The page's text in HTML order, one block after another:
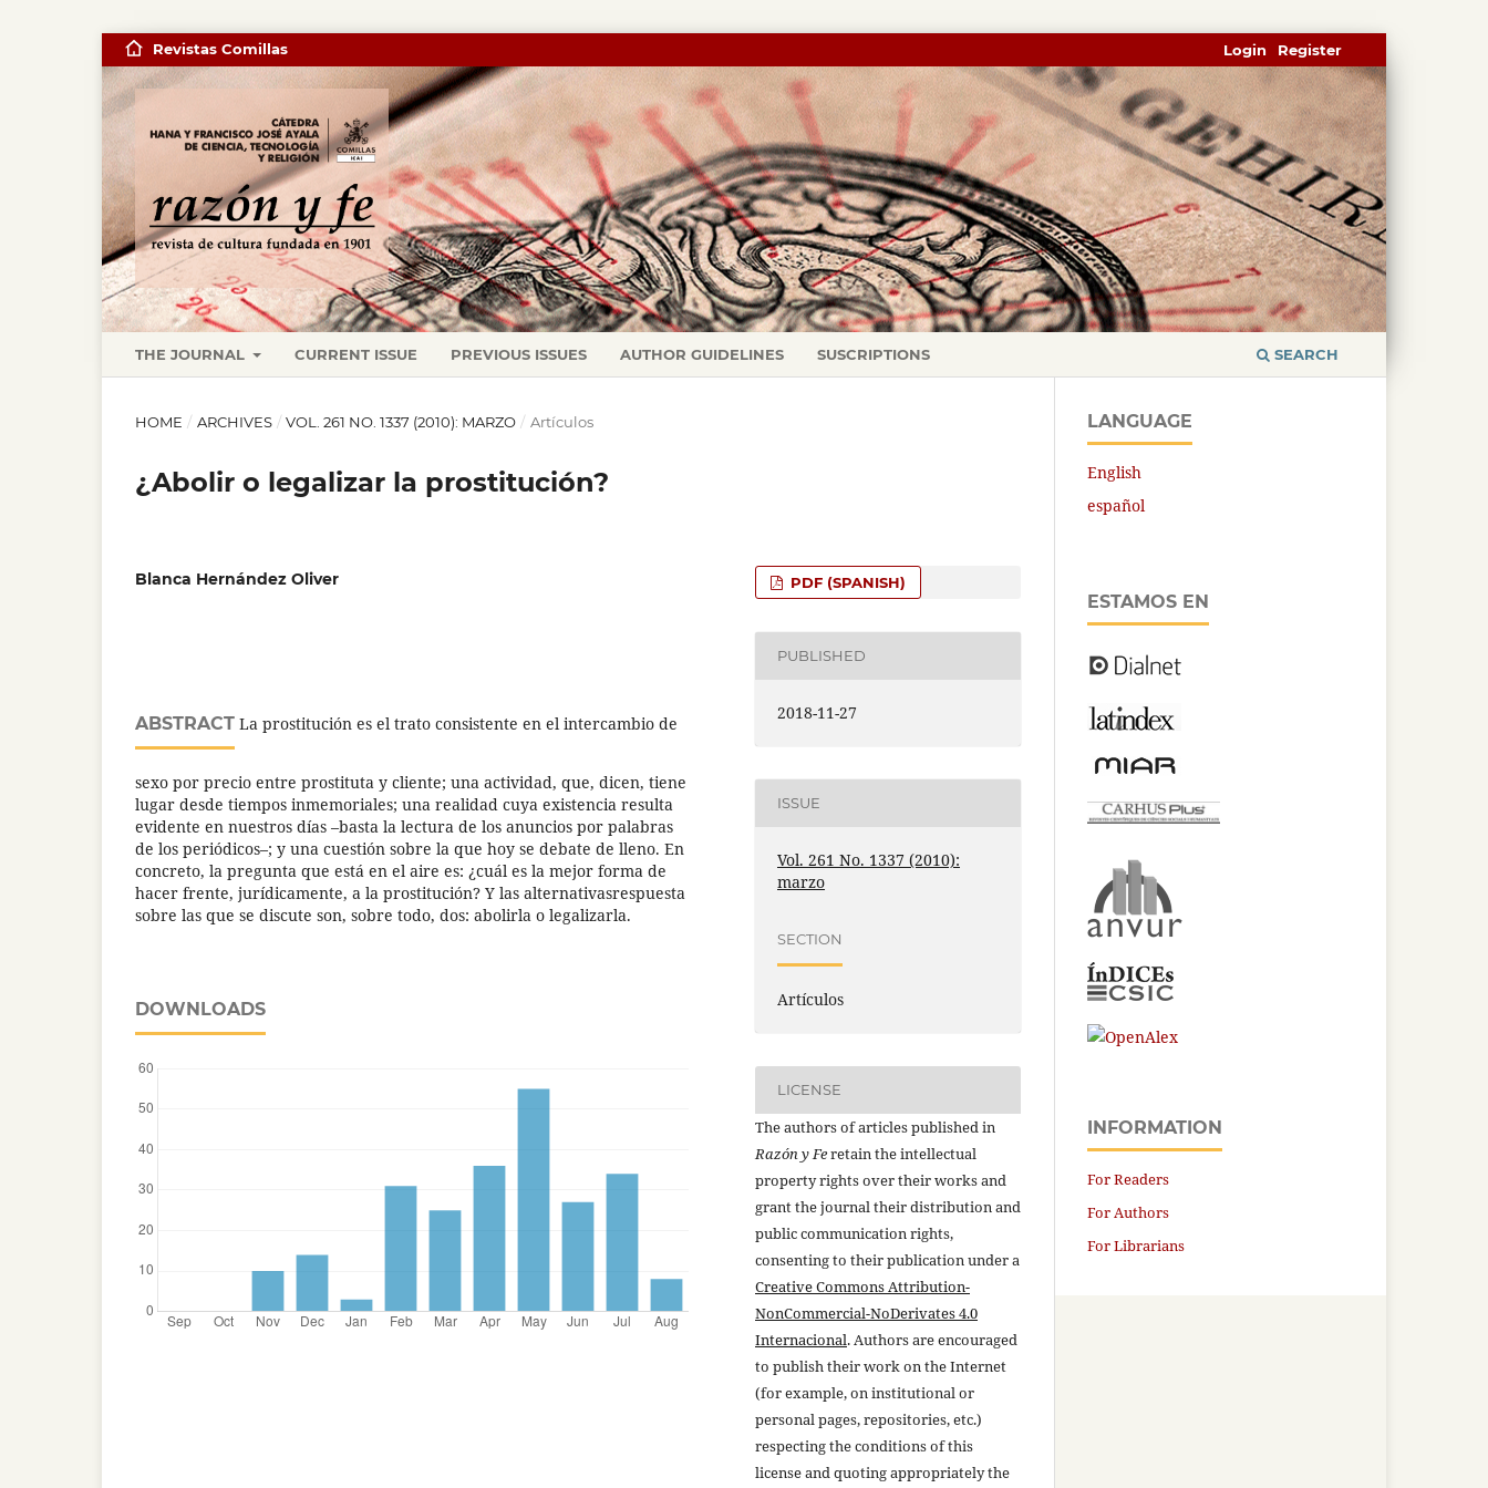
THE JOURNAL CURRENT ISSUE PREVIOUS ISSUES AUTHOR GUIDELINES SUSCRIPTIONS SEARCH
Revistas Comillas Register
Login
HOME / ARCHIVES / VOL. 261 NO. 1337 (2010): MARZO / Artículos
¿Abolir o legalizar la prostitución?
Blanca Hernández Oliver
ABSTRACT La prostitución es el trato consistente en el intercambio de
sexo por precio entre prostituta y cliente; una actividad, que, dicen, tiene
lugar desde tiempos inmemoriales; una realidad cuya existencia resulta
evidente en nuestros días –basta la lectura de los anuncios por palabras
de los periódicos–; y una cuestión sobre la que hoy se debate de lleno. En
concreto, la pregunta que está en el aire es: ¿cuál es la mejor forma de
hacer frente, jurídicamente, a la prostitución? Y las alternativasrespuesta
sobre las que se discute son, sobre todo, dos: abolirla o legalizarla.
DOWNLOADS
PDF (SPANISH)
PUBLISHED
2018-11-27
ISSUE
Vol. 261 No. 1337 (2010):
marzo
SECTION
Artículos
LICENSE
The authors of articles published in
Razón y Feretain the intellectual
property rights over their works and
grant the journal their distribution and
public communication rights,
consenting to their publication under a
Creative Commons Attribution-
NonCommercial-NoDerivates 4.0
Internacional. Authors are encouraged
to publish their work on the Internet
(for example, on institutional or
personal pages, repositories, etc.)
respecting the conditions of this
license and quoting appropriately the
LANGUAGE
English
español
ESTAMOS EN
INFORMATION
For Readers
For Authors
For Librarians